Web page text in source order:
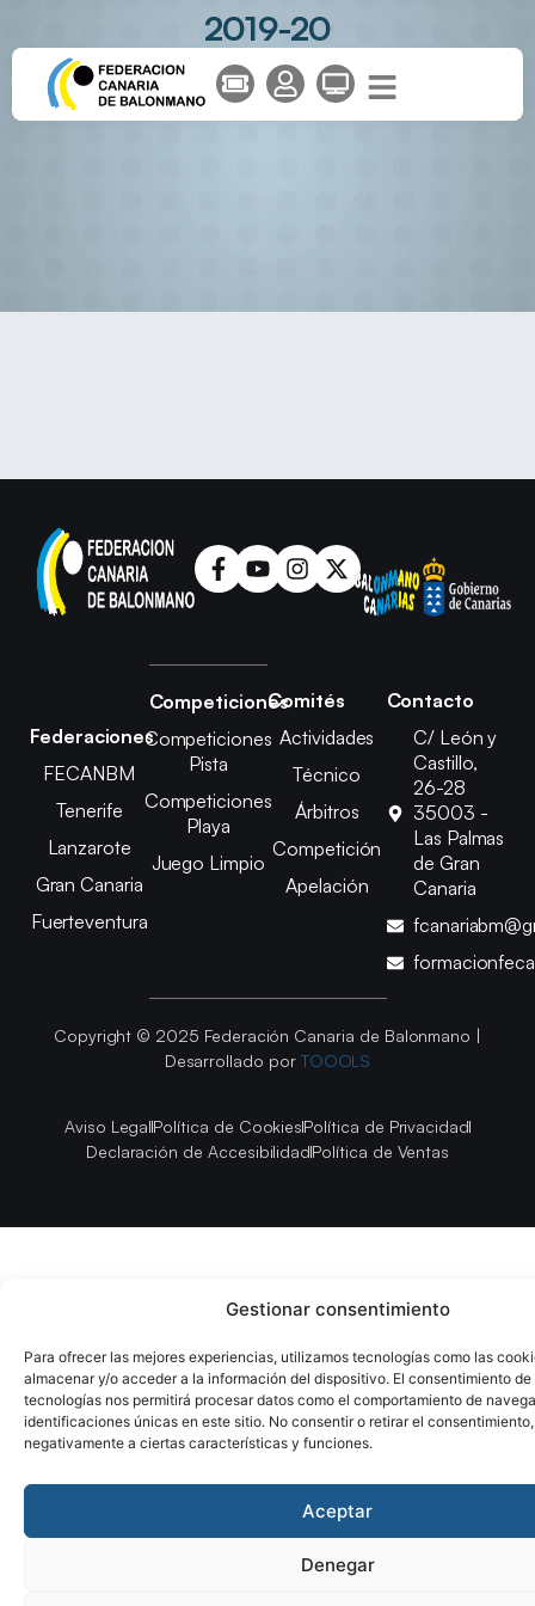
Gestionar consentimiento
Para ofrecer las mejores experiencias, utilizamos tecnologías como las
almacenar y/o acceder a la información del dispositivo. El consentimiento de
tecnologías nos permitirá procesar datos como el comportamiento de
identificaciones únicas en este sitio. No consentir o retirar el
negativamente a ciertas características y funciones.
Aceptar
Denegar
2019-20
Federaciones
FECANBM
Tenerife
Lanzarote
Gran Canaria
Fuerteventura
Competiciones
Competiciones
Pista
Competiciones
Playa
Juego Limpio
Comités
Actividades
Técnico
Árbitros
Competición
Apelación
Contacto
C/ León y
Castillo,
26-28
35003 -
Las Palmas
de Gran
Canaria
Copyright © 2025 Federación Canaria de Balonmano |
Desarrollado por TOOOLS
Aviso LegalPolítica de CookiesPolítica de Privacidad
Declaración de AccesibilidadPolítica de Ventas